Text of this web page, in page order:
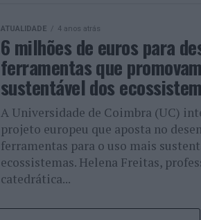
ATUALIDADE 4 anos atrás
6 milhões de euros para
ferramentas que
sustentável dos
A Universidade de Coimbra (UC)
projeto europeu que aposta no
ferramentas para o uso mais
ecossistemas. Helena Freitas,
catedrática...